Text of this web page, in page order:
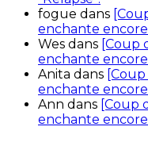
fogue dans
enchante encore
Wes dans [Coup
enchante encore
Anita dans
enchante encore
Ann dans [Coup
enchante encore